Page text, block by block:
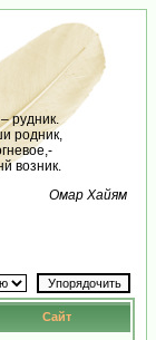
рудник.
родник,
возник.
Омар Хайям
Сайт